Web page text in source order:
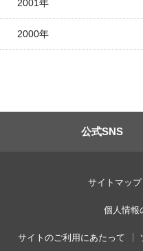
2001年
2000年
公式SNS
サイトマップ
個人情報
サイトのご利用にあたって